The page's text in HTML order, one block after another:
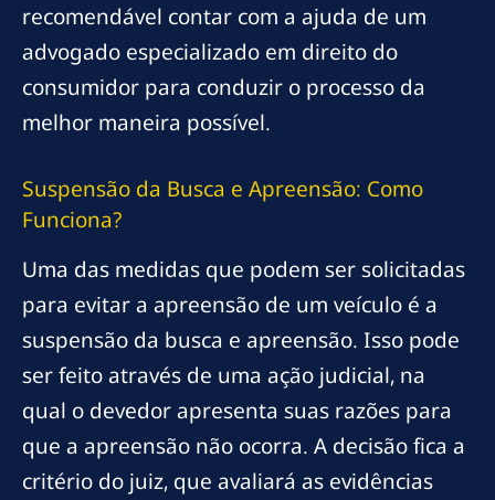
recomendável contar com a ajuda de um
advogado especializado em direito do
consumidor para conduzir o processo da
melhor maneira possível.
Suspensão da Busca e Apreensão: Como
Funciona?
Uma das medidas que podem ser solicitadas
para evitar a apreensão de um veículo é a
suspensão da busca e apreensão. Isso pode
ser feito através de uma ação judicial, na
qual o devedor apresenta suas razões para
que a apreensão não ocorra. A decisão fica a
critério do juiz, que avaliará as evidências